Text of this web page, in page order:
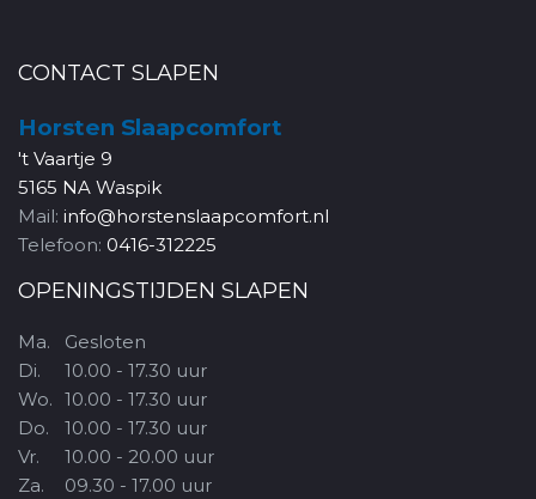
CONTACT SLAPEN
Horsten Slaapcomfort
't Vaartje 9
5165 NA Waspik
Mail: info@horstenslaapcomfort.nl
Telefoon: 0416-312225
OPENINGSTIJDEN SLAPEN
Ma.
Di.
Wo.
Do.
Vr.
Za.
Gesloten
10.00 - 17.30 uur
10.00 - 17.30 uur
10.00 - 17.30 uur
10.00 - 20.00 uur
09.30 - 17.00 uur